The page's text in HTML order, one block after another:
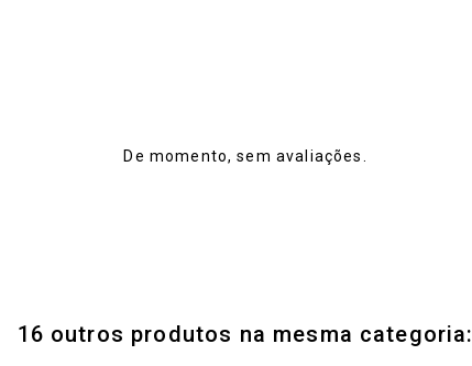
De momento, sem avaliações.
16 outros produtos na mesma categoria: